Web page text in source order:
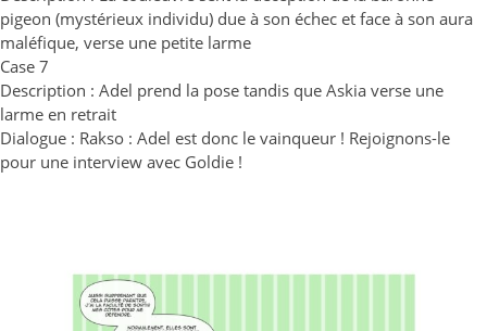
pigeon (mystérieux individu) due à son échec et face à son aura
maléfique, verse une petite larme
Case 7
Description : Adel prend la pose tandis que Askia verse une
larme en retrait
Dialogue : Rakso : Adel est donc le vainqueur ! Rejoignons-le
pour une interview avec Goldie !